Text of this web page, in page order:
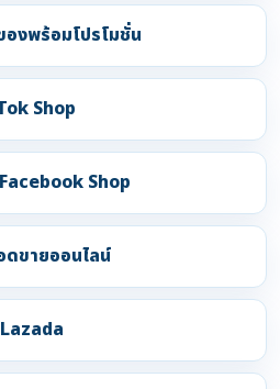
องพร้อมโปรโมชั่น
Shop
Shop
ดขายออนไลน์